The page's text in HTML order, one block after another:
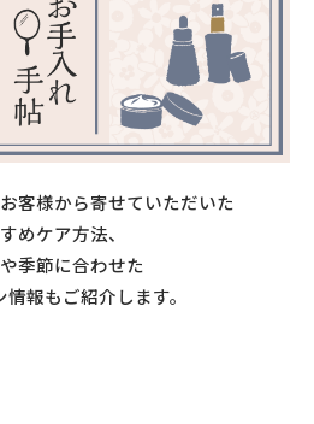
客様から寄せていただいた
めケア方法、
季節に合わせた
報もご紹介します。